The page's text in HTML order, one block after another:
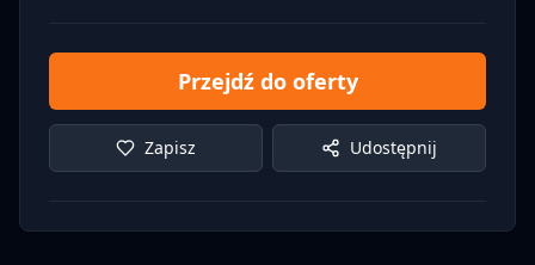
Przejdź do oferty
Zapisz Udostępnij